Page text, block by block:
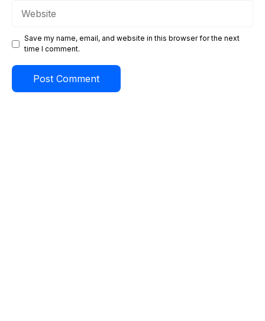
Save my name, email, and website in this browser for the next
time I comment.